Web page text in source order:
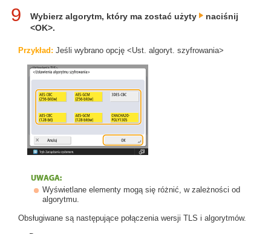
9 Wybierz algorytm, który ma zostać użyty
naciśnij
<OK>.
Przykład: Jeśli wybrano opcję <Ust. algoryt. szyfrowania>
Wyświetlane elementy mogą się różnić, w zależności od
algorytmu.
Obsługiwane są następujące połączenia wersji TLS i algorytmów.